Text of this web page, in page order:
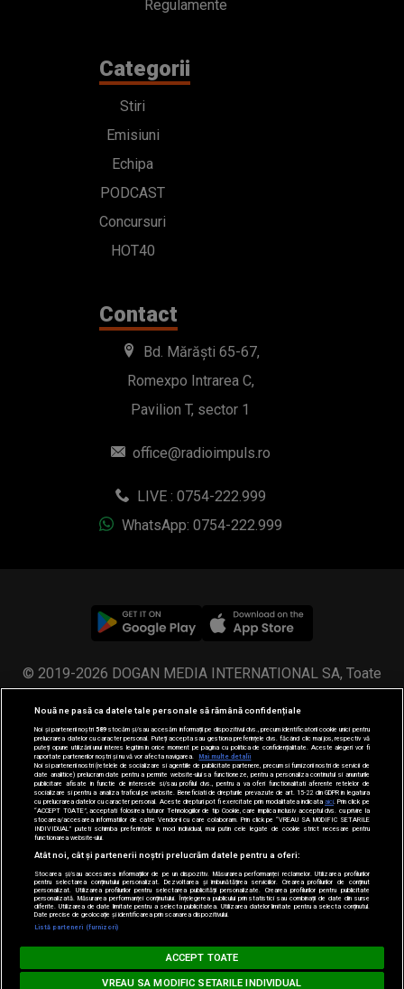
Regulamente
Categorii
Stiri
Emisiuni
Echipa
PODCAST
Concursuri
HOT40
Contact
Bd. Mărăști 65-67,
Romexpo Intrarea C,
Pavilion T, sector 1
office@radioimpuls.ro
LIVE : 0754-222.999
WhatsApp: 0754-222.999
© 2019-2026 DOGAN MEDIA INTERNATIONAL SA, Toate
drepturile rezervate.
Loading...
MUSIC NON STOP
#hitperepeat
Nouă ne pasă ca datele tale personale să rămână confidențiale
Noi și partenerii noștri589stocăm și/sau accesăm informații pe dispozitivul dvs., precum identificatorii cookie unici pentru
prelucrarea datelor cu caracter personal. Puteți accepta sau gestiona preferințele dvs. făcând clic mai jos, respectiv vă
puteți opune utilizării unui interes legitim în orice moment pe pagina cu politica de confidențialitate. Aceste alegeri vor fi
raportate partenerilor noștri și nu vă vor afecta navigarea.
Mai multe detalii
Noi si partenerii nostri (retelele de socializare si agentiile de publicitate partenere, precum si furnizorii nostri de servicii de
date analitice) prelucram date pentru a permite website-ului sa functioneze, pentru a personaliza continutul si anunturile
publicitare afisate in functie de interesele si/sau profilul dvs., pentru a va oferi functionalitati aferente retelelor de
socializare si pentru a analiza traficul pe website. Beneficiati de drepturile prevazute de art. 15-22 din GDPR in legatura
cu prelucrarea datelor cu caracter personal. Aceste drepturi pot fi exercitate prin modalitatea indicataaici . Prin click pe
“ACCEPT TOATE”, acceptati folosirea tuturor Tehnologiilor de tip Cookie, care implica inclusiv acceptul dvs. cu privire la
stocarea/accesarea informatiilor de catre Vendor-ii cu care colaboram. Prin click pe “VREAU SA MODIFIC SETARILE
INDIVIDUAL” puteti schimba preferintele in mod individual, mai putin cele legate de cookie strict necesare pentru
functionarea website-ului.
Atât noi, cât și partenerii noștri prelucrăm datele pentru a oferi:
Stocarea și/sau accesarea informațiilor de pe un dispozitiv. Măsurarea performanței reclamelor. Utilizarea profilurilor
pentru selectarea conținutului personalizat. Dezvoltarea și îmbunătățirea serviciilor. Crearea profilurilor de conținut
personalizat. Utilizarea profilurilor pentru selectarea publicității personalizate. Crearea profilurilor pentru publicitate
personalizată. Măsurarea performanței conținutului. Înțelegerea publicului prin statistici sau combinații de date din surse
diferite. Utilizarea de date limitate pentru a selecta publicitatea. Utilizarea datelor limitate pentru a selecta conținutul.
Date precise de geolocație și identificarea prin scanarea dispozitivului.
Listă parteneri (furnizori)
ACCEPT TOATE
VREAU SA MODIFIC SETARILE INDIVIDUAL